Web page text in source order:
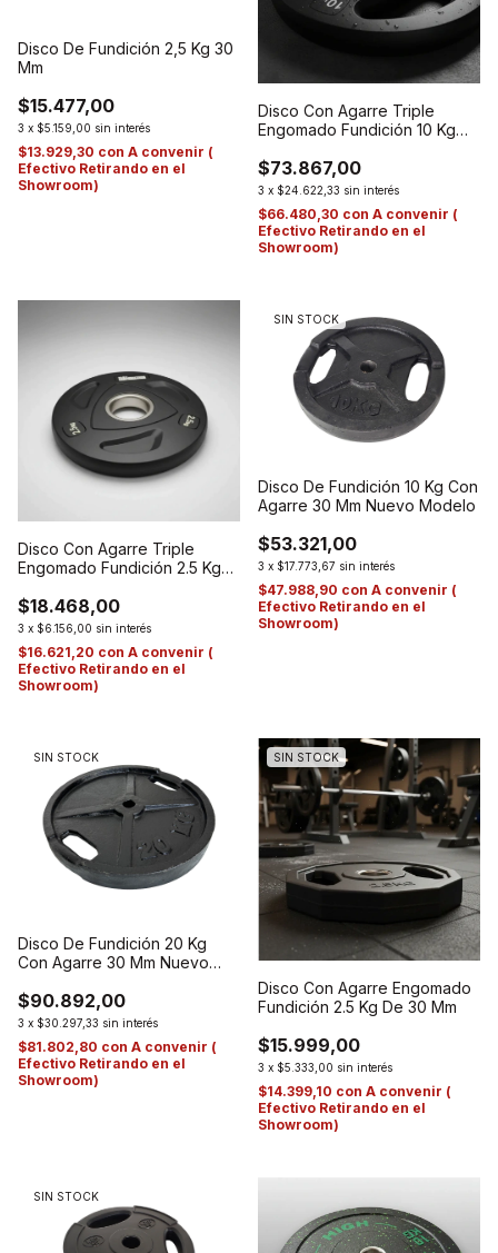
Disco De Fundición 2,5 Kg 30
Mm
$15.477,00
3 x $5.159,00 sin interés
$13.929,30 con A convenir (
Efectivo Retirando en el
Showroom)
Disco Con Agarre Triple
Engomado Fundición 10 Kg
$73.867,00
3 x $24.622,33 sin interés
$66.480,30 con A convenir (
Efectivo Retirando en el
Showroom)
Disco Con Agarre Triple
Engomado Fundición 2.5 Kg
$18.468,00
3 x $6.156,00 sin interés
$16.621,20 con A convenir (
Efectivo Retirando en el
Showroom)
SIN STOCK
Disco De Fundición 10 Kg Con
Agarre 30 Mm Nuevo Modelo
$53.321,00
3 x $17.773,67 sin interés
$47.988,90 con A convenir (
Efectivo Retirando en el
Showroom)
SIN STOCK
Disco De Fundición 20 Kg
Con Agarre 30 Mm Nuevo
$90.892,00
3 x $30.297,33 sin interés
$81.802,80 con A convenir (
Efectivo Retirando en el
Showroom)
SIN STOCK
Disco Con Agarre Engomado
Fundición 2.5 Kg De 30 Mm
$15.999,00
3 x $5.333,00 sin interés
$14.399,10 con A convenir (
Efectivo Retirando en el
Showroom)
SIN STOCK